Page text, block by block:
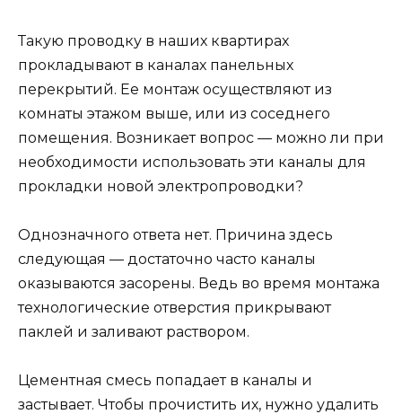
Такую проводку в наших квартирах
прокладывают в каналах панельных
перекрытий. Ее монтаж осуществляют из
комнаты этажом выше, или из соседнего
помещения. Возникает вопрос — можно ли при
необходимости использовать эти каналы для
прокладки новой электропроводки?
Однозначного ответа нет. Причина здесь
следующая — достаточно часто каналы
оказываются засорены. Ведь во время монтажа
технологические отверстия прикрывают
паклей и заливают раствором.
Цементная смесь попадает в каналы и
застывает. Чтобы прочистить их, нужно удалить